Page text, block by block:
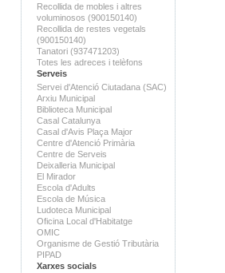
Recollida de mobles i altres
voluminosos (900150140)
Recollida de restes vegetals
(900150140)
Tanatori (937471203)
Totes les adreces i telèfons
Serveis
Servei d'Atenció Ciutadana (SAC)
Arxiu Municipal
Biblioteca Municipal
Casal Catalunya
Casal d'Avis Plaça Major
Centre d'Atenció Primària
Centre de Serveis
Deixalleria Municipal
El Mirador
Escola d'Adults
Escola de Música
Ludoteca Municipal
Oficina Local d'Habitatge
OMIC
Organisme de Gestió Tributària
PIPAD
Xarxes socials